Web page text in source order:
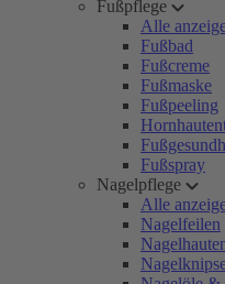
Fußpflege
Alle
Fußbad
Fußcreme
Fußmaske
Fußpeeling
Fußspray
Nagelpflege
Alle
Nagelfeilen